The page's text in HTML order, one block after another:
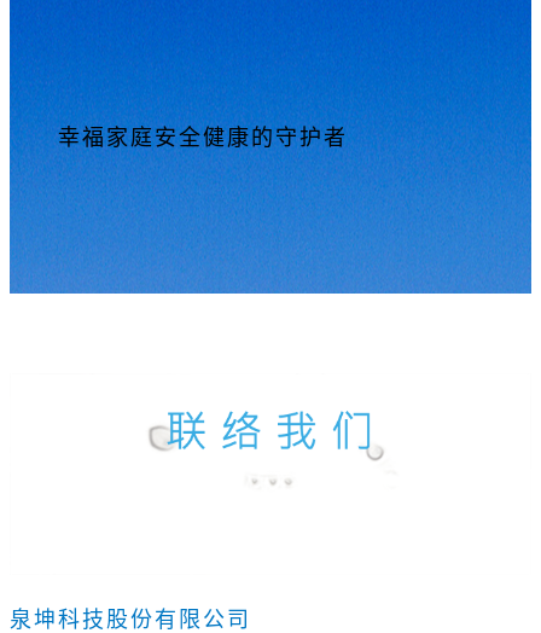
幸福家庭安全健康的守护者
泉坤科技股份有限公司